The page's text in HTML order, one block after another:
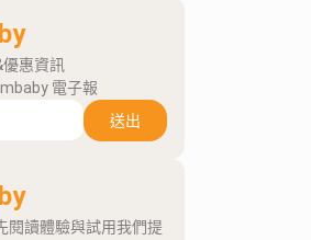
惠資訊
電子報
送出
閱讀體驗與試用我們提